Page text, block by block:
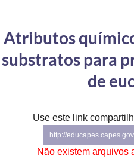
Controladoria-Geral da União
Ministério da Mulher, da Família e dos
Secretaria de Governo
Gabinete de Segurança Institucional
Atributos
substratos para
de
Use este link
http://
Não existem arquivos